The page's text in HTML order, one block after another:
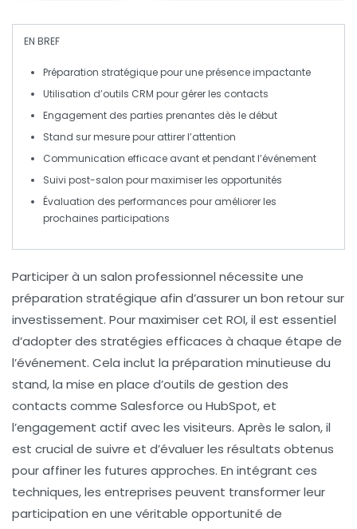
EN BREF
Préparation stratégiquepour une présence impactante
Utilisation d’outils CRM pour gérer les contacts
Engagement des parties prenantes dès le début
Stand sur mesurepour attirer l’attention
Communication efficace avant et pendant l’événement
Suivi post-salon pour maximiser les opportunités
Évaluation des performances pour améliorer les
prochaines participations
Participer à un salon professionnel nécessite une
préparation stratégique afin d’assurer un bon retour sur
investissement. Pour maximiser cet ROI, il est essentiel
d’adopter des stratégies efficaces à chaque étape de
l’événement. Cela inclut la préparation minutieuse du
stand, la mise en place d’outils de gestion des
contacts comme Salesforce ou HubSpot, et
l’engagement actif avec les visiteurs. Après le salon, il
est crucial de suivre et d’évaluer les résultats obtenus
pour affiner les futures approches. En intégrant ces
techniques, les entreprises peuvent transformer leur
participation en une véritable opportunité de